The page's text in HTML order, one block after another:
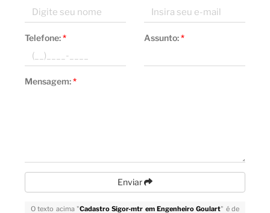
Telefone:* Assunto:*
Mensagem:*
Enviar
O texto acima "Cadastro Sigor-mtr em Engenheiro Goulart" é de